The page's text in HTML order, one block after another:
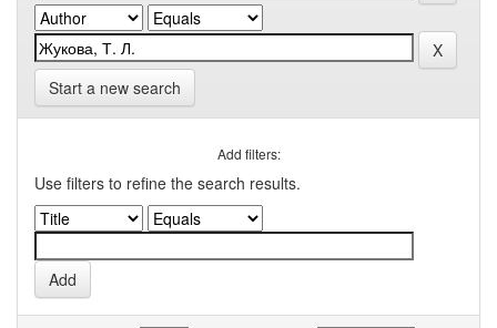
Start a new search
Add filters:
Use filters to refine the search results.